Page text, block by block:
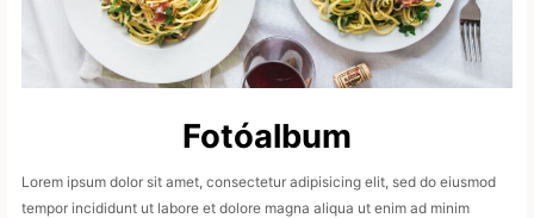
Fotóalbum
Lorem ipsum dolor sit amet, consectetur adipisicing elit, sed do eiusmod
tempor incididunt ut labore et dolore magna aliqua ut enim ad minim